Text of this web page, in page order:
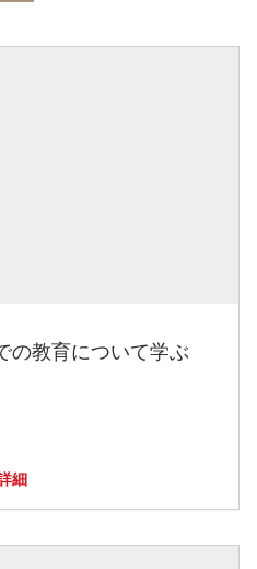
の教育について学ぶ
細